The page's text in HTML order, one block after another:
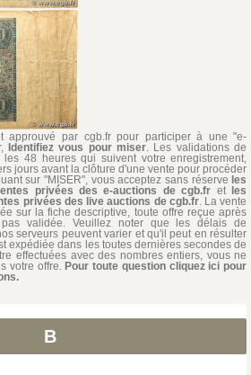
approuvé par cgb.fr pour participer à une "e-
Identifiez vous pour miser. Les validations de
les 48 heures qui suivent votre enregistrement,
jours avant la clôture d'une vente pour procéder
sur "MISER", vous acceptez sans réserve les
privées des e-auctions de cgb.fr et les
privées des live auctions de cgb.fr. La vente
sur la fiche descriptive, toute offre reçue après
validée. Veuillez noter que les délais de
serveurs peuvent varier et qu'il peut en résulter
expédiée dans les toutes dernières secondes de
effectuées avec des nombres entiers, vous ne
votre offre. Pour toute question cliquez ici pour
B